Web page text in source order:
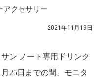
アクセサリー
2021年11月19日
ン ノート専用ドリンク
25日までの間、モニタ